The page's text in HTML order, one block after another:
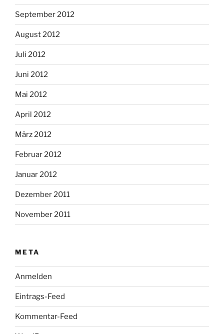
September 2012
August 2012
Juli 2012
Juni 2012
Mai 2012
April 2012
März 2012
Februar 2012
Januar 2012
Dezember 2011
November 2011
META
Anmelden
Eintrags-Feed
Kommentar-Feed